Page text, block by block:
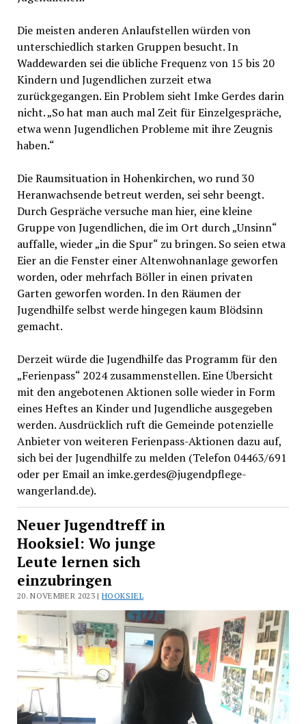
Die meisten anderen Anlaufstellen würden von
unterschiedlich starken Gruppen besucht. In
Waddewarden sei die übliche Frequenz von 15 bis 20
Kindern und Jugendlichen zurzeit etwa
zurückgegangen. Ein Problem sieht Imke Gerdes darin
nicht. „So hat man auch mal Zeit für Einzelgespräche,
etwa wenn Jugendlichen Probleme mit ihre Zeugnis
haben.“
Die Raumsituation in Hohenkirchen, wo rund 30
Heranwachsende betreut werden, sei sehr beengt.
Durch Gespräche versuche man hier, eine kleine
Gruppe von Jugendlichen, die im Ort durch „Unsinn“
auffalle, wieder „in die Spur“ zu bringen. So seien etwa
Eier an die Fenster einer Altenwohnanlage geworfen
worden, oder mehrfach Böller in einen privaten
Garten geworfen worden. In den Räumen der
Jugendhilfe selbst werde hingegen kaum Blödsinn
gemacht.
Derzeit würde die Jugendhilfe das Programm für den
„Ferienpass“ 2024 zusammenstellen. Eine Übersicht
mit den angebotenen Aktionen solle wieder in Form
eines Heftes an Kinder und Jugendliche ausgegeben
werden. Ausdrücklich ruft die Gemeinde potenzielle
Anbieter von weiteren Ferienpass-Aktionen dazu auf,
sich bei der Jugendhilfe zu melden (Telefon 04463/691
oder per Email an imke.gerdes@jugendpflege-
wangerland.de).
Neuer Jugendtreff in
Hooksiel: Wo junge
Leute lernen sich
einzubringen
20. NOVEMBER 2023 |HOOKSIEL